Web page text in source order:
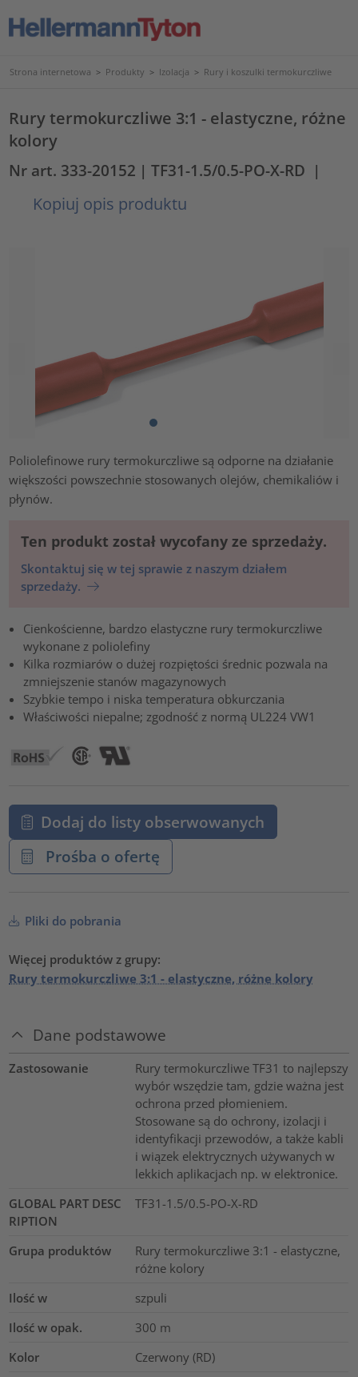
Strona internetowa > Produkty > Izolacja > Rury i koszulki termokurczliwe
Rury termokurczliwe 3:1 - elastyczne, różne
kolory
Nr art. 333-20152 | TF31-1.5/0.5-PO-X-RD |
Kopiuj opis produktu
Poliolefinowe rury termokurczliwe są odporne na działanie
większości powszechnie stosowanych olejów, chemikaliów i
płynów.
Ten produkt został wycofany ze sprzedaży.
Skontaktuj się w tej sprawie z naszym działem
sprzedaży.
Cienkościenne, bardzo elastyczne rury termokurczliwe
wykonane z poliolefiny
Kilka rozmiarów o dużej rozpiętości średnic pozwala na
zmniejszenie stanów magazynowych
Szybkie tempo i niska temperatura obkurczania
Właściwości niepalne; zgodność z normą UL224 VW1
Dodaj do listy obserwowanych
Prośba o ofertę
Pliki do pobrania
Więcej produktów z grupy:
Rury termokurczliwe 3:1 - elastyczne, różne kolory
Dane podstawowe
Zastosowanie
Rury termokurczliwe TF31 to najlepszy
wybór wszędzie tam, gdzie ważna jest
ochrona przed płomieniem.
Stosowane są do ochrony, izolacji i
identyfikacji przewodów, a także kabli
i wiązek elektrycznych używanych w
lekkich aplikacjach np. w elektronice.
GLOBAL PART DESC
RIPTION
TF31-1.5/0.5-PO-X-RD
Grupa produktów
Rury termokurczliwe 3:1 - elastyczne,
różne kolory
Ilość w
szpuli
Ilość w opak.
300 m
Kolor
Czerwony (RD)